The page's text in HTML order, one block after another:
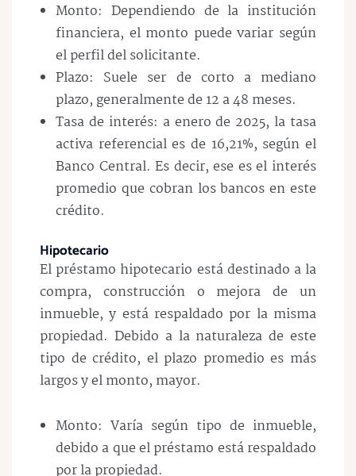
Monto: Dependiendo de la institución
financiera, el monto puede variar según
el perfil del solicitante.
Plazo: Suele ser de corto a mediano
plazo, generalmente de 12 a 48 meses.
Tasa de interés: a enero de 2025, la tasa
activa referencial es de 16,21%, según el
Banco Central. Es decir, ese es el interés
promedio que cobran los bancos en este
crédito.
Hipotecario
El préstamo hipotecario está destinado a la
compra, construcción o mejora de un
inmueble, y está respaldado por la misma
propiedad. Debido a la naturaleza de este
tipo de crédito, el plazo promedio es más
largos y el monto, mayor.
Monto: Varía según tipo de inmueble,
debido a que el préstamo está respaldado
por la propiedad.